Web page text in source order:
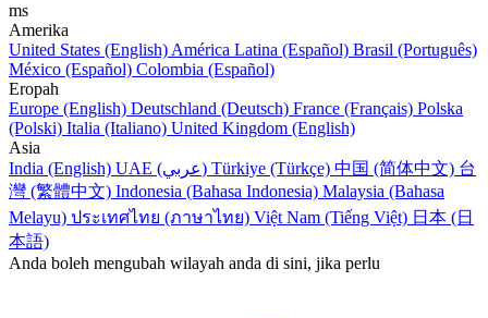
ms
Amerika
United States (English) América Latina (Español) Brasil (Português)
México (Español) Colombia (Español)
Eropah
Europe (English) Deutschland (Deutsch) France (Français) Polska
(Polski) Italia (Italiano) United Kingdom (English)
Asia
India (English)
UAE (عربي) Türkiye (Türkçe) 中国 (简体中文) 台
灣 (繁體中文) Indonesia (Bahasa Indonesia) Malaysia (Bahasa
Melayu) ประเทศไทย (ภาษาไทย) Việt Nam (Tiếng Việt) 日本 (日
本語)
Anda boleh mengubah wilayah anda di sini, jika perlu